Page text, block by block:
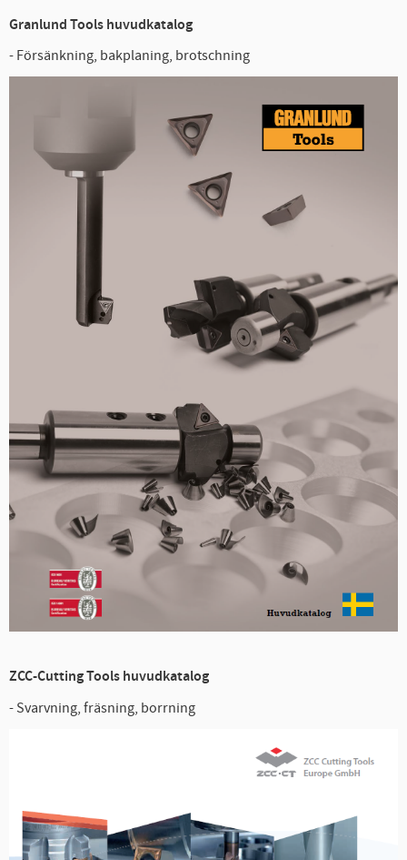
Granlund Tools huvudkatalog
- Försänkning, bakplaning, brotschning
ZCC-Cutting Tools huvudkatalog
- Svarvning, fräsning, borrning